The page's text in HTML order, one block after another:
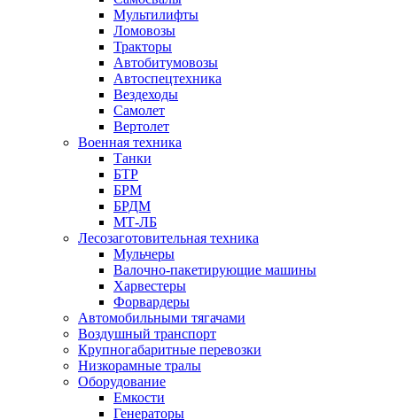
Мультилифты
Ломовозы
Тракторы
Автобитумовозы
Автоспецтехника
Вездеходы
Самолет
Вертолет
Военная техника
Танки
БТР
БРМ
БРДМ
МТ-ЛБ
Лесозаготовительная техника
Мульчеры
Валочно-пакетирующие машины
Харвестеры
Форвардеры
Автомобильными тягачами
Воздушный транспорт
Крупногабаритные перевозки
Низкорамные тралы
Оборудование
Емкости
Генераторы